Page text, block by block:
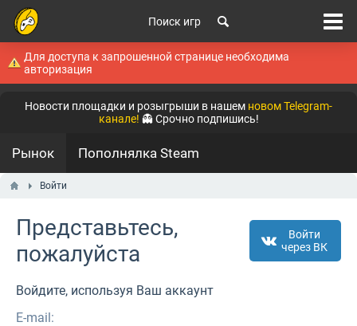
Поиск игр
Для доступа к запрошенной странице необходима
авторизация
Новости площадки и розыгрыши в нашем новом Telegram-
канале! 👻 Срочно подпишись!
Рынок Пополнялка Steam
Войти
Представьтесь,
пожалуйста
Войти
через ВК
Войдите, используя Ваш аккаунт
E-mail: